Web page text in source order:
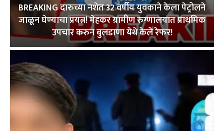
BREAKING दारुच्या नशेत 32 वर्षीय युवकाने केला पेट्रोलने
जाळून घेण्याचा प्रयत्न! मेहकर ग्रामीण रुग्णालयात प्राथमिक
उपचार करुन बुलडाणा येथे केले रेफर!